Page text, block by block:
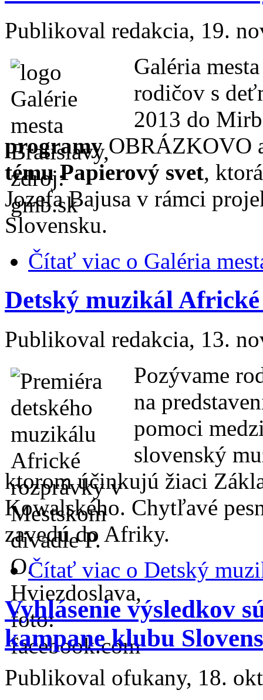
Publikoval redakcia, 19.
Galéria
rodičov s
2013 do
programyOBRÁZKOVO
témuPapierový svet,
Jozefa Bajusa v rámci
Slovensku.
Čítať viac o Galéria
Detský muzikál
Publikoval redakcia, 13.
Pozývame
na
pomoci
slovenský
ktorom účinkujú žiaci
Kowalského. Chytľavé
zavedú do Afriky.
Čítať viac o Detský
Vyhlásenie výsledkov
kampane klubu
Publikoval ofukany, 18.